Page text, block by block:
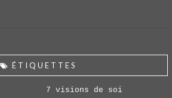
ÉTIQUETTES
7 visions de soi